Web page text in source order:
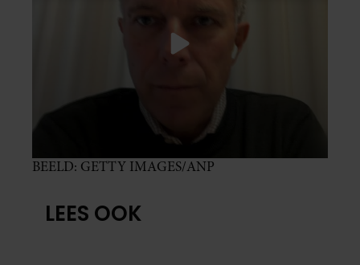
BEELD: GETTY IMAGES/ANP
LEES OOK